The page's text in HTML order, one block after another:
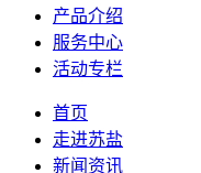
产品介绍
服务中心
活动专栏
首页
走进苏盐
新闻资讯